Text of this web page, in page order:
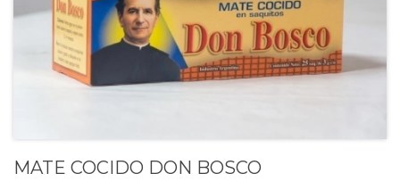
MATE COCIDO DON BOSCO